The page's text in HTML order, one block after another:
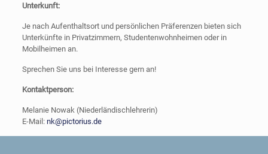
Unterkunft:
Je nach Aufenthaltsort und persönlichen Präferenzen bieten sich
Unterkünfte in Privatzimmern, Studentenwohnheimen oder in
Mobilheimen an.
Sprechen Sie uns bei Interesse gern an!
Kontaktperson:
Melanie Nowak (Niederländischlehrerin)
E-Mail: nk@pictorius.de